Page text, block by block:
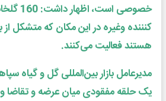
خصوصی
کنننده وغیره در این مکان که متشکل
هستند فعالیت می‌کنند.
مدیرعامل بازار بین‌المللی گل و گیاه
یک حلقه مفقودی میان عرضه و تقاضا